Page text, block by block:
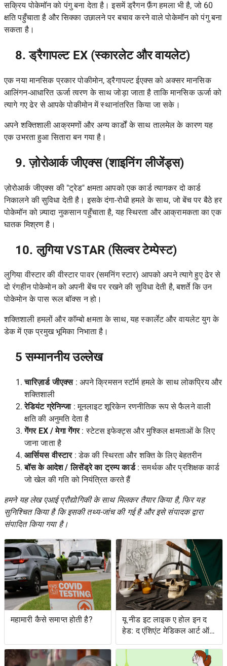
सक्रिय पोकेमॉन को पंगु बना देता है। इसमें ड्रैगन फ़ैंग हमला भी है, जो 60
क्षति पहुँचाता है और सिक्का उछालने पर बचाव करने वाले पोकेमॉन को पंगु बना
सकता है।
8. ड्रैगापल्ट EX (स्कारलेट और वायलेट)
एक नया मानसिक प्रकार पोकीमोन, ड्रैगापल्ट ईएक्स को अक्सर मानसिक
आलिंगन-आधारित ऊर्जा त्वरण के साथ जोड़ा जाता है ताकि मानसिक ऊर्जा को
त्यागे गए ढेर से आपके पोकीमोन में स्थानांतरित किया जा सके।
अपने शक्तिशाली आक्रमणों और अन्य कार्डों के साथ तालमेल के कारण यह
एक उभरता हुआ सितारा बन गया है।
9. ज़ोरोआर्क जीएक्स (शाइनिंग लीजेंड्स)
ज़ोरोआर्क जीएक्स की "ट्रेड" क्षमता आपको एक कार्ड त्यागकर दो कार्ड
निकालने की सुविधा देती है। इसके दंगा-रोधी हमले के साथ, जो बेंच पर बैठे हर
पोकेमॉन को ज़्यादा नुकसान पहुँचाता है, यह स्थिरता और आक्रामकता का एक
घातक मिश्रण है।
10. लुगिया VSTAR (सिल्वर टेम्पेस्ट)
लुगिया वीस्टार की वीस्टार पावर (समनिंग स्टार) आपको अपने त्यागे हुए ढेर से
दो रंगहीन पोकेमोन को अपनी बेंच पर रखने की सुविधा देती है, बशर्ते कि उन
पोकेमोन के पास रूल बॉक्स न हो।
शक्तिशाली हमलों और कॉम्बो क्षमता के साथ, यह स्कार्लेट और वायलेट युग के
डेक में एक प्रमुख भूमिका निभाता है।
5 सम्माननीय उल्लेख
चारिज़ार्ड जीएक्स: अपने क्रिमसन स्टॉर्म हमले के साथ लोकप्रिय और
शक्तिशाली
रेडियंट ग्रेनिन्जा: मूनलाइट शूरिकेन रणनीतिक रूप से फैलने वाली
क्षति की अनुमति देता है
गेंगर EX / मेगा गेंगर: स्टेटस इफेक्ट्स और मुश्किल क्षमताओं के लिए
जाना जाता है
आर्सियस वीस्टार: डेक की स्थिरता और शक्ति के लिए बेहतरीन
बॉस के आदेश / लिसेंड्रे का ट्रम्प कार्ड: समर्थक और प्रशिक्षक कार्ड
जो खेल की गति को नियंत्रित करते हैं
हमने यह लेख एआई प्रौद्योगिकी के साथ मिलकर तैयार किया है, फिर यह
सुनिश्चित किया है कि इसकी तथ्य-जांच की गई है और इसे संपादक द्वारा
संपादित किया गया है।
महामारी कैसे समाप्त होती है?
यू नीड इट लाइक ए होल इन द
हेड: द एंशिएंट मेडिकल आर्ट ऑफ़
ट्रेपनेशन